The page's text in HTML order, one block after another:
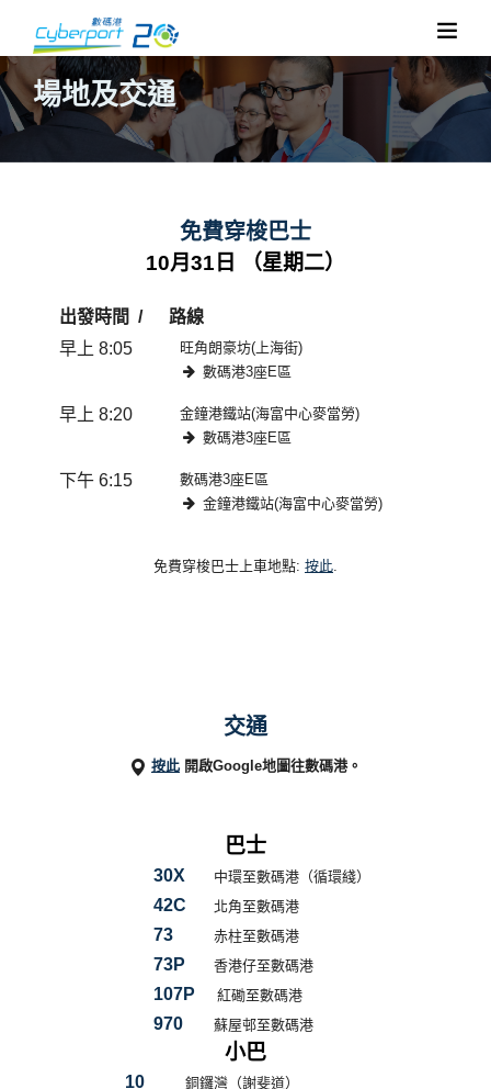
場地及交通
免費穿梭巴士
10月31日 （星期二）
出發時間
路線
早上 8:05
旺角朗豪坊(上海街)
數碼港3座E區
早上 8:20
金鐘港鐵站(海富中心麥當勞)
數碼港3座E區
下午 6:15
數碼港3座E區
金鐘港鐵站(海富中心麥當勞)
免費穿梭巴士上車地點: 按此.
交通
按此 開啟Google地圖往數碼港。
巴士
30X 中環至數碼港（循環綫）
42C 北角至數碼港
73 赤柱至數碼港
73P 香港仔至數碼港
107P 紅磡至數碼港
970 蘇屋邨至數碼港
小巴
10 銅鑼灣（謝斐道）